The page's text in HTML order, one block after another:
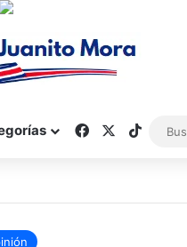
FacebookTikTok